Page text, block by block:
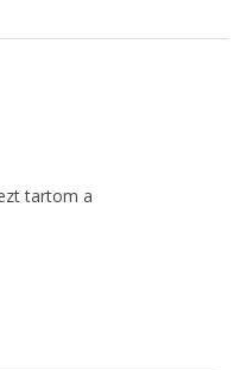
tartom a